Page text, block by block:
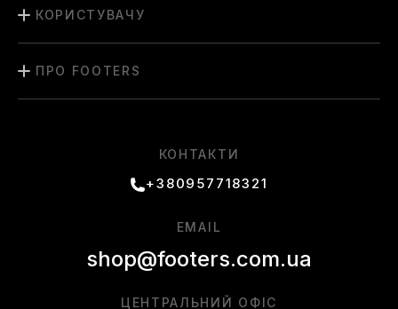
КОРИСТУВАЧУ
ПРО FOOTERS
КОНТАКТИ
+380957718321
ЦЕНТРАЛЬНИЙ ОФІС
EMAIL
shop@footers.com.ua